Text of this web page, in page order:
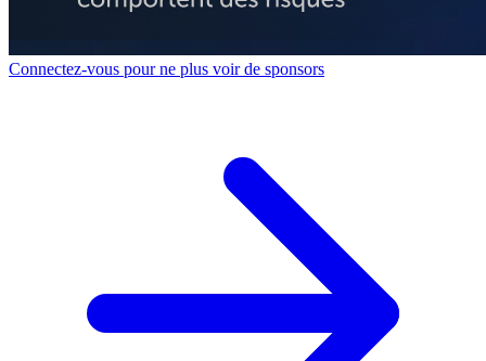
Connectez-vous pour ne plus voir de sponsors